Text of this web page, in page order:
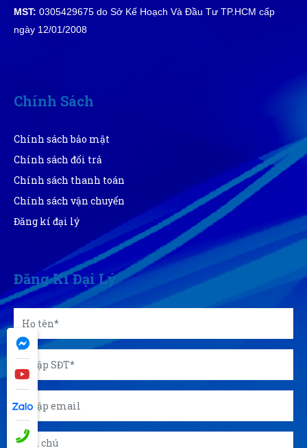
T
Tuyền
(Đánh giá 1 năm trước)
ND
(Đánh giá 1 năm trước)
giảm giá là thấy thích rồi
Diệu Liên
(Đánh giá 1 năm trước)
Dùng thấy ổn. Vote cho shop 5 sao trước.
ĐP
Đinh Phước
Thái độ phục vụ tốt, nhân viên niềm nở
MST: 0305429675 do Sở Kế Hoạch Và Đầu Tư TP.HCM cấp
ngày 12/01/2008
Chính Sách
Chính sách bảo mật
Chính sách đổi trả
Chính sách thanh toán
Chính sách vận chuyển
Đăng kí đại lý
Đăng Kí Đại Lý